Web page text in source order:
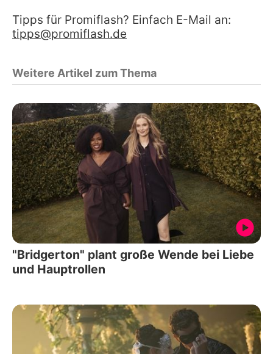
Tipps für Promiflash? Einfach E-Mail an:
tipps@promiflash.de
Weitere Artikel zum Thema
"Bridgerton" plant große Wende bei Liebe
und Hauptrollen